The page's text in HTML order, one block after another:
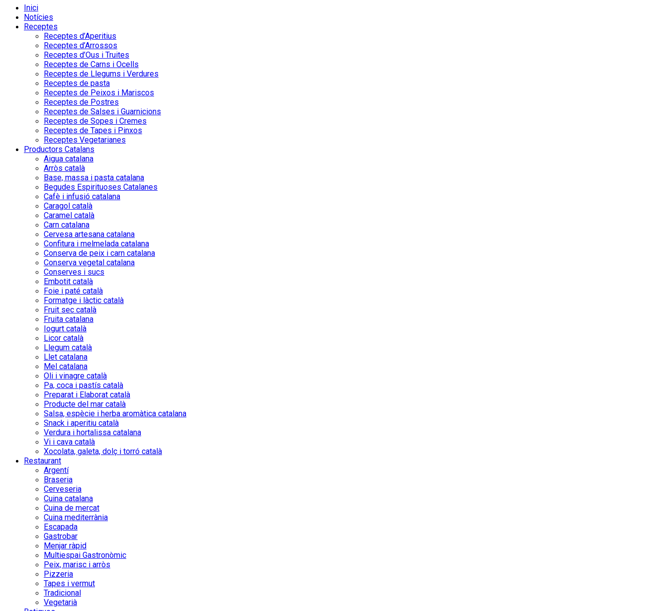
Inici
Notícies
Receptes
Receptes d’Aperitius
Receptes d’Arrossos
Receptes d’Ous i Truites
Receptes de Carns i Ocells
Receptes de Llegums i Verdures
Receptes de pasta
Receptes de Peixos i Mariscos
Receptes de Postres
Receptes de Salses i Guarnicions
Receptes de Sopes i Cremes
Receptes de Tapes i Pinxos
Receptes Vegetarianes
Productors Catalans
Aigua catalana
Arròs català
Base, massa i pasta catalana
Begudes Espirituoses Catalanes
Cafè i infusió catalana
Caragol català
Caramel català
Carn catalana
Cervesa artesana catalana
Confitura i melmelada catalana
Conserva de peix i carn catalana
Conserva vegetal catalana
Conserves i sucs
Embotit català
Foie i paté català
Formatge i làctic català
Fruit sec català
Fruita catalana
Iogurt català
Licor català
Llegum català
Llet catalana
Mel catalana
Oli i vinagre català
Pa, coca i pastís català
Preparat i Elaborat català
Producte del mar català
Salsa, espècie i herba aromàtica catalana
Snack i aperitiu català
Verdura i hortalissa catalana
Vi i cava català
Xocolata, galeta, dolç i torró català
Restaurant
Argentí
Braseria
Cerveseria
Cuina catalana
Cuina de mercat
Cuina mediterrània
Escapada
Gastrobar
Menjar ràpid
Multiespai Gastronòmic
Peix, marisc i arròs
Pizzeria
Tapes i vermut
Tradicional
Vegetarià